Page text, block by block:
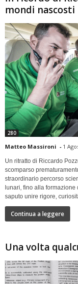
mondi nascosti
280
Matteo Massironi - 1
Un ritratto di Riccardo
scomparso
straordinario percorso
lunari, fino alla
saputo unire rigore,
Continua a leggere
Una volta